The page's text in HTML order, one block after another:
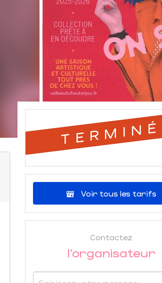
TERMINÉ
Voir tous les tarifs
Contactez
l'organisateur